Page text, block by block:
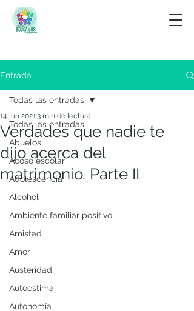
Entrada
Todas las entradas
Abuelos
Acoso escolar
Adolescencia
Alcohol
Ambiente familiar positivo
Amistad
Amor
Austeridad
Autoestima
Autonomía
Todas las entradas
Verdades que nadie te
dijo acerca del
matrimonio. Parte II
14 jun 20213 min de lectura